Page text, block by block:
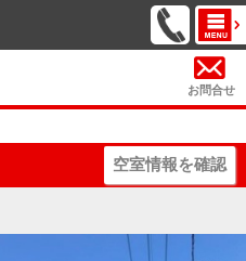
お問合せ
空室情報を確認